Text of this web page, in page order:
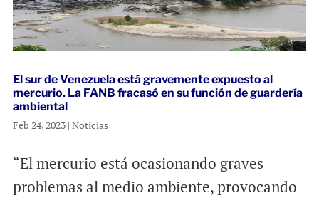
El sur de Venezuela está gravemente expuesto al
mercurio. La FANB fracasó en su función de guardería
ambiental
Feb 24, 2023| Noticias
“El mercurio está ocasionando graves
problemas al medio ambiente, provocando